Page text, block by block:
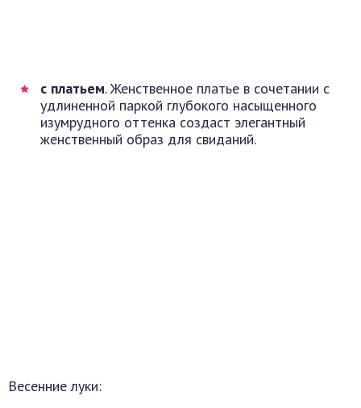
с платьем. Женственное платье в сочетании с
удлиненной паркой глубокого насыщенного
изумрудного оттенка создаст элегантный
женственный образ для свиданий.
Весенние луки: